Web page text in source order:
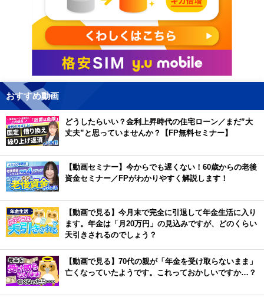
おすすめ動画
どうしたらいい？金利上昇時代の住宅ローン／まだ”大
丈夫”と思っていませんか？【FP無料セミナー】
【動画セミナー】今からでも遅くない！60歳からの老後
資金セミナー／FPがわかりやすく解説します！
【動画で見る】今月末で完全に引退して年金生活に入り
ます。年金は「月20万円」の見込みですが、どのくらい
天引きされるのでしょう？
【動画で見る】70代の親が「年金を受け取らないまま」
亡くなっていたようです。これっておかしいですか…？